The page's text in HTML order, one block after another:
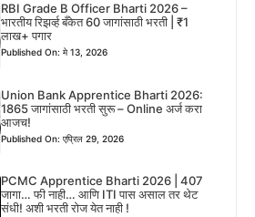
RBI Grade B Officer Bharti 2026 –
भारतीय रिझर्व्ह बँकेत 60 जागांसाठी भरती | ₹1
लाख+ पगार
Published On: मे 13, 2026
Union Bank Apprentice Bharti 2026:
1865 जागांसाठी भरती सुरू – Online अर्ज करा
आजच!
Published On: एप्रिल 29, 2026
PCMC Apprentice Bharti 2026 | 407
जागा… फी नाही… आणि ITI पास असाल तर थेट
संधी! अशी भरती रोज येत नाही !